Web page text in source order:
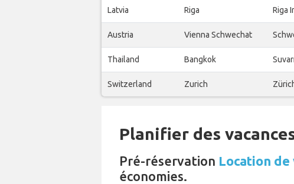
Latvia Riga Riga
Austria Vienna Schwechat
Thailand Bangkok
Switzerland Zurich
Planifier des
Pré-réservation Location
économies.